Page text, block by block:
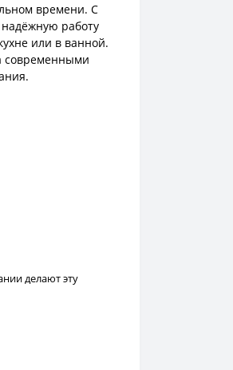
времени. С
работу
или в ванной.
современными
делают эту